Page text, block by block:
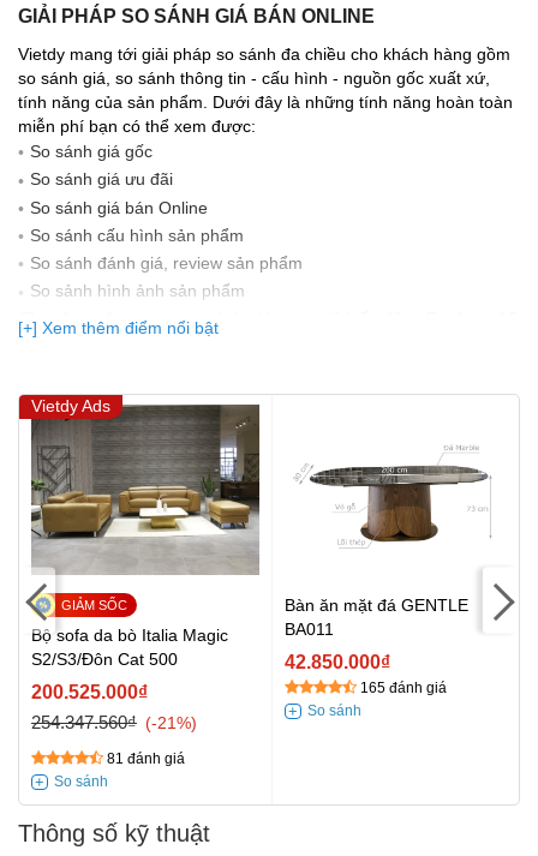
GIẢI PHÁP SO SÁNH GIÁ BÁN ONLINE
Vietdy mang tới giải pháp so sánh đa chiều cho khách hàng gồm
so sánh giá, so sánh thông tin - cấu hình - nguồn gốc xuất xứ,
tính năng của sản phẩm. Dưới đây là những tính năng hoàn toàn
miễn phí bạn có thể xem được:
So sánh giá gốc
So sánh giá ưu đãi
So sánh giá bán Online
So sánh cấu hình sản phẩm
So sánh đánh giá, review sản phẩm
So sảnh hình ảnh sản phẩm
(Bạn đang được xem so sánh giá, xem giá biến động Realtime 10
lần cập nhật gần nhất)
[+] Xem thêm điểm nổi bật
Vietdy Ads
Bộ sofa da bò Italia Magic
S2/S3/Đôn Cat 500
200.525.000₫
254.347.560₫
-21%
81 đánh giá
Bàn ăn mặt đá GENTLE
BA011
42.850.000₫
165 đánh giá
Thông số kỹ thuật